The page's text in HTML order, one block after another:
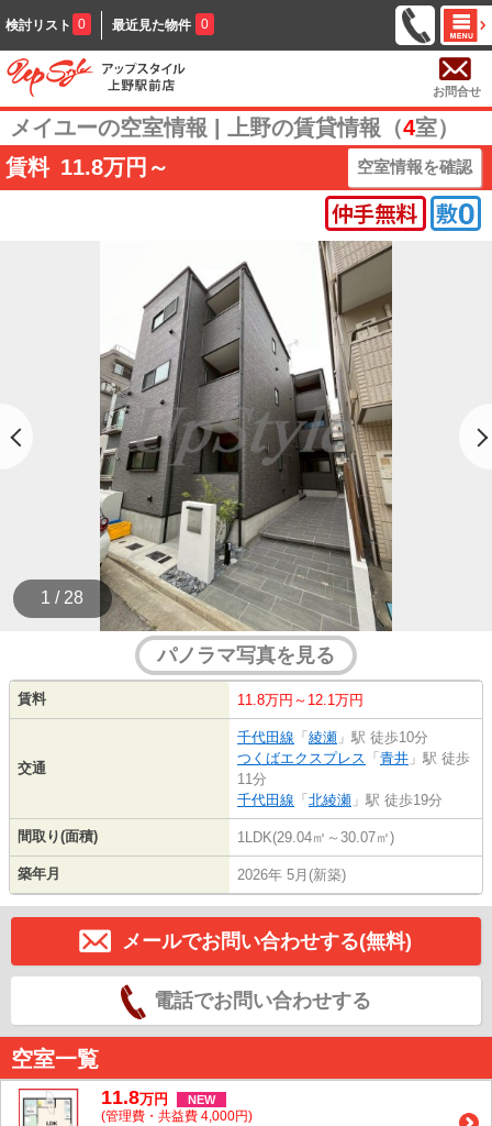
検討リスト 0 最近見た物件 0
お問合せ
メイユーの空室情報 | 上野の賃貸情報（4室）
賃料 11.8万円～ 空室情報を確認
1 / 28
パノラマ写真を見る
賃料 11.8万円～12.1万円
交通
千代田線 「 綾瀬 」駅 徒歩10分
つくばエクスプレス 「 青井 」駅 徒歩
11分
千代田線 「 北綾瀬 」駅 徒歩19分
間取り(面積) 1LDK(29.04㎡～30.07㎡)
築年月 2026年 5月(新築)
メールでお問い合わせする(無料)
電話でお問い合わせする
空室一覧
11.8万円 NEW
(管理費・共益費 4,000円)